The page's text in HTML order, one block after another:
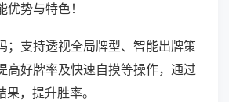
势与特色！
；支持透视全局牌型、智能出牌策
高好牌率及快速自摸等操作，通过
，提升胜率。